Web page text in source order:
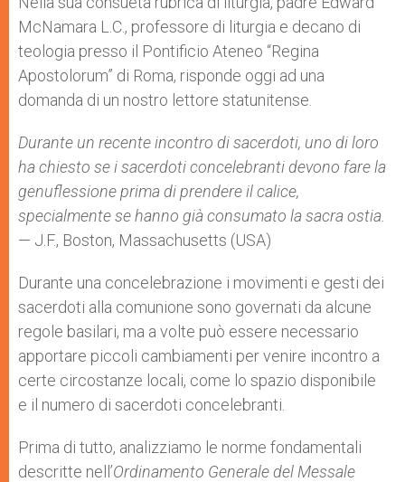
p e
r
k
McNamara L.C., professore di liturgia e decano di
teologia presso il Pontificio Ateneo “Regina
Apostolorum” di Roma, risponde oggi ad una
domanda di un nostro lettore statunitense.
Durante un recente incontro di sacerdoti, uno di loro
ha chiesto se i sacerdoti concelebranti devono fare la
genuflessione prima di prendere il calice,
specialmente se hanno già consumato la sacra ostia.
— J.F., Boston, Massachusetts (USA)
Durante una concelebrazione i movimenti e gesti dei
sacerdoti alla comunione sono governati da alcune
regole basilari, ma a volte può essere necessario
apportare piccoli cambiamenti per venire incontro a
certe circostanze locali, come lo spazio disponibile
e il numero di sacerdoti concelebranti.
Prima di tutto, analizziamo le norme fondamentali
descritte nell’Ordinamento Generale del Messale